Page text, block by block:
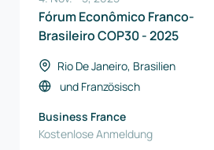
Fórum Econômico Franco-
Brasileiro COP30 - 2025
Rio De Janeiro, Brasilien
und Französisch
Business France
Kostenlose Anmeldung